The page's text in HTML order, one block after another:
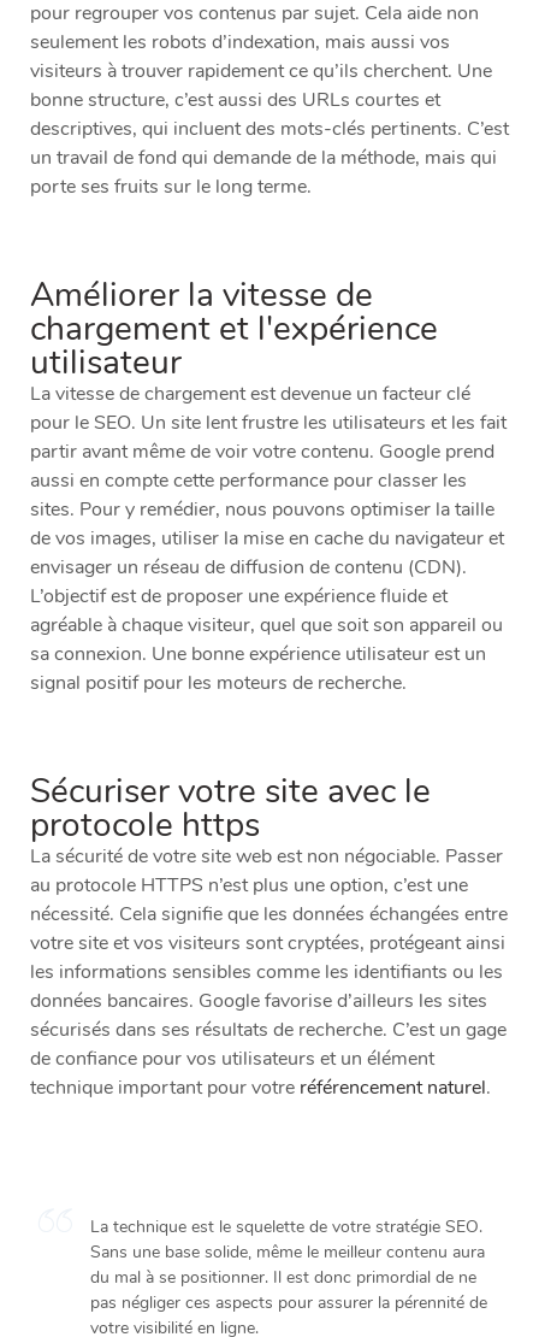
pour regrouper vos contenus par sujet. Cela aide non
seulement les robots d’indexation, mais aussi vos
visiteurs à trouver rapidement ce qu’ils cherchent. Une
bonne structure, c’est aussi des URLs courtes et
descriptives, qui incluent des mots-clés pertinents. C’est
un travail de fond qui demande de la méthode, mais qui
porte ses fruits sur le long terme.
Améliorer la vitesse de
chargement et l'expérience
utilisateur
La vitesse de chargement est devenue un facteur clé
pour le SEO. Un site lent frustre les utilisateurs et les fait
partir avant même de voir votre contenu. Google prend
aussi en compte cette performance pour classer les
sites. Pour y remédier, nous pouvons optimiser la taille
de vos images, utiliser la mise en cache du navigateur et
envisager un réseau de diffusion de contenu (CDN).
L’objectif est de proposer une expérience fluide et
agréable à chaque visiteur, quel que soit son appareil ou
sa connexion. Une bonne expérience utilisateur est un
signal positif pour les moteurs de recherche.
Sécuriser votre site avec le
protocole https
La sécurité de votre site web est non négociable. Passer
au protocole HTTPS n’est plus une option, c’est une
nécessité. Cela signifie que les données échangées entre
votre site et vos visiteurs sont cryptées, protégeant ainsi
les informations sensibles comme les identifiants ou les
données bancaires. Google favorise d’ailleurs les sites
sécurisés dans ses résultats de recherche. C’est un gage
de confiance pour vos utilisateurs et un élément
technique important pour votre référencement naturel.
La technique est le squelette de votre stratégie SEO.
Sans une base solide, même le meilleur contenu aura
du mal à se positionner. Il est donc primordial de ne
pas négliger ces aspects pour assurer la pérennité de
votre visibilité en ligne.